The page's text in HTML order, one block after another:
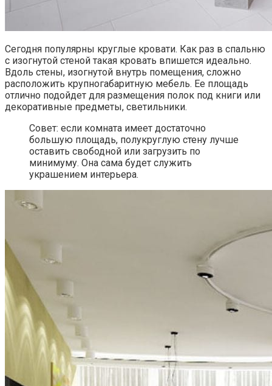
Сегодня популярны круглые кровати. Как раз в спальню
с изогнутой стеной такая кровать впишется идеально.
Вдоль стены, изогнутой внутрь помещения, сложно
расположить крупногабаритную мебель. Ее площадь
отлично подойдет для размещения полок под книги или
декоративные предметы, светильники.
Совет: если комната имеет достаточно
большую площадь, полукруглую стену лучше
оставить свободной или загрузить по
минимуму. Она сама будет служить
украшением интерьера.